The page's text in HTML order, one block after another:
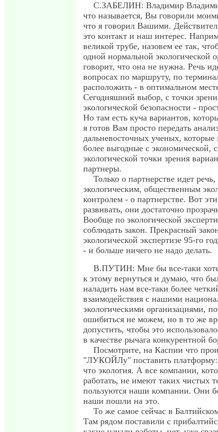
С.ЗАБЕЛИН: Владимир
что называется, Вы говорили
что я говорил Вашими.
это контакт и наш интерес.
великой трубе, назовем ее так,
одной нормальной экологической
говорит, что она не нужна. Речь
вопросах по маршруту, по
расположить - в оптимальном
Сегодняшний выбор, с точки
экологической безопасности -
Но там есть куча вариантов,
я готов Вам просто передать
дальневосточных ученых, которые
более выгодные с экономической,
экологической точки зрения
партнеры.
Только о партнерстве идет
экологическим, общественным
контролем - о партнерстве. Вот
развивать, они достаточно
Вообще по экологической
соблюдать закон. Прекрасный
экологической экспертизе 95-го
- и больше ничего не надо делать.
В.ПУТИН: Мне бы все-таки
к этому вернуться и думаю, что
наладить нам все-таки более
взаимодействия с нашими
экологическими организациями,
ошибиться не можем, но в то же
допустить, чтобы это
в качестве рычага конкурентной
Посмотрите, на Каспии что
"ЛУКОЙЛу" поставить платформу:
что экология. А все компании,
работать, не имеют таких чистых
пользуются наши компании. Они
наши пошли на это.
То же самое сейчас в
Там рядом поставили с